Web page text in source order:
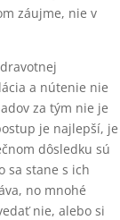
záujme, nie v
a nútenie nie
za tým nie je
je najlepší, je
dôsledku sú
sa stane s ich
no mnohé
nie, alebo si